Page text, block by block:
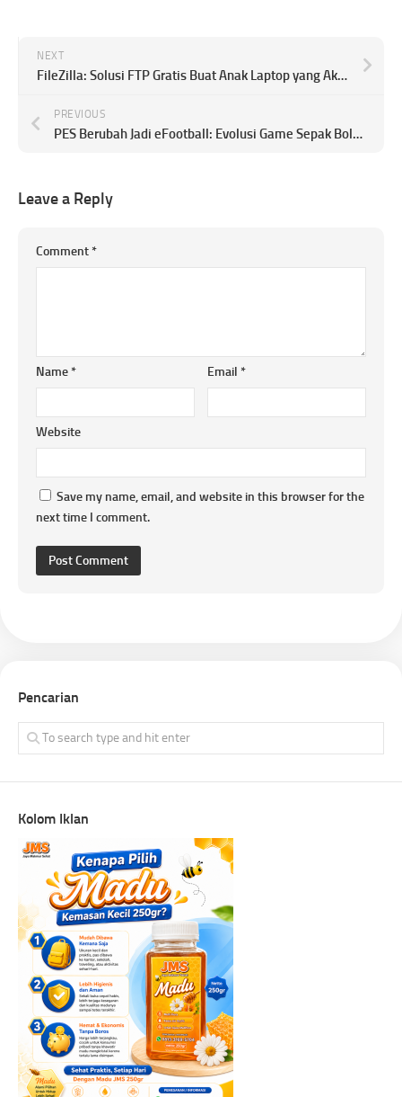
NEXT
FileZilla: Solusi FTP Gratis Buat Anak Laptop yang Aktif Online
PREVIOUS
PES Berubah Jadi eFootball: Evolusi Game Sepak Bola yang Bikin Nostalgia Campur Greget
Leave a Reply
Comment*
Name* Email*
Website
Save my name, email, and website in this browser for the
next time I comment.
Pencarian
Kolom Iklan